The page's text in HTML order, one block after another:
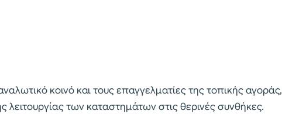
κοινό και τους επαγγελματίες της τοπικής αγοράς,
των καταστημάτων στις θερινές συνθήκες.